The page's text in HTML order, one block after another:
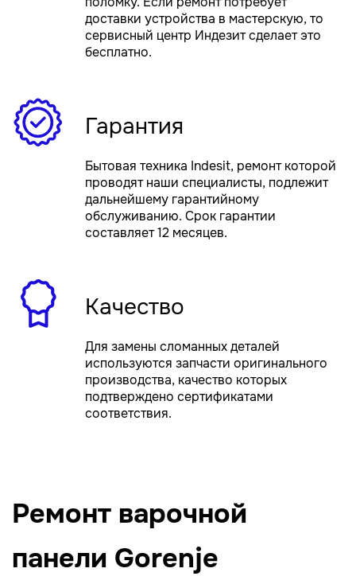
доставки устройства в мастерскую, то
сервисный центр Индезит сделает это
бесплатно.
Гарантия
Бытовая техника Indesit, ремонт которой
проводят наши специалисты, подлежит
дальнейшему гарантийному
обслуживанию. Срок гарантии
составляет 12 месяцев.
Качество
Для замены сломанных деталей
используются запчасти оригинального
производства, качество которых
подтверждено сертификатами
соответствия.
Ремонт варочной
панели Gorenje